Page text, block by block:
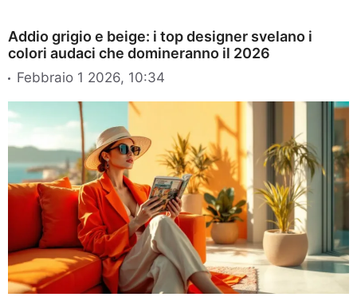
Addio grigio e beige: i top designer svelano i
colori audaci che domineranno il 2026
Febbraio 1 2026, 10:34